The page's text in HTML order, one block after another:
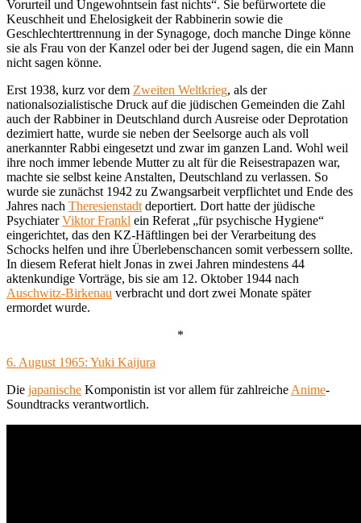
Vorurteil und Ungewohntsein fast nichts“. Sie befürwortete die
Keuschheit und Ehelosigkeit der Rabbinerin sowie die
Geschlechterttrennung in der Synagoge, doch manche Dinge könne
sie als Frau von der Kanzel oder bei der Jugend sagen, die ein Mann
nicht sagen könne.
Erst 1938, kurz vor dem Zweiten Weltkrieg, als der
nationalsozialistische Druck auf die jüdischen Gemeinden die Zahl
auch der Rabbiner in Deutschland durch Ausreise oder Deprotation
dezimiert hatte, wurde sie neben der Seelsorge auch als voll
anerkannter Rabbi eingesetzt und zwar im ganzen Land. Wohl weil
ihre noch immer lebende Mutter zu alt für die Reisestrapazen war,
machte sie selbst keine Anstalten, Deutschland zu verlassen. So
wurde sie zunächst 1942 zu Zwangsarbeit verpflichtet und Ende des
Jahres nach Theresienstadt deportiert. Dort hatte der jüdische
PsychiaterViktor Frankl ein Referat „für psychische Hygiene“
eingerichtet, das den KZ-Häftlingen bei der Verarbeitung des
Schocks helfen und ihre Überlebenschancen somit verbessern sollte.
In diesem Referat hielt Jonas in zwei Jahren mindestens 44
aktenkundige Vorträge, bis sie am 12. Oktober 1944 nach
Auschwitz-Birkenau verbracht und dort zwei Monate später
ermordet wurde.
*
6. August 1965: Yuki Kaijura
Die japanische Komponistin ist vor allem für zahlreiche Anime-
Soundtracks verantwortlich.